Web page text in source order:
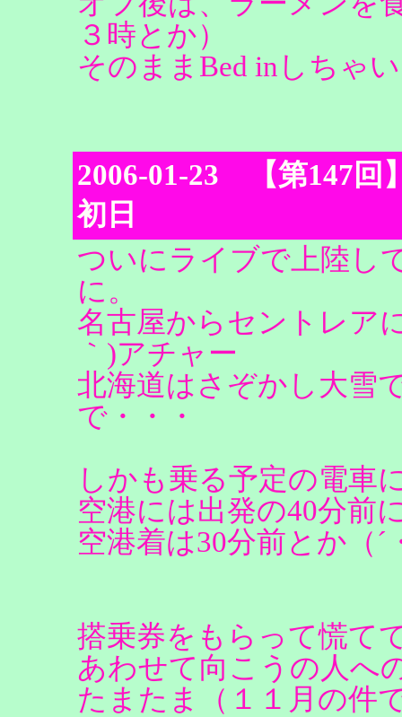
３時とか）
そのままBed inしちゃ
2006-01-23 【第147回
初日
ついにライブで上陸し
に。
名古屋からセントレア
｀)アチャー
北海道はさぞかし大雪
で・・・
しかも乗る予定の電車
空港には出発の40分前
空港着は30分前とか（
搭乗券をもらって慌て
あわせて向こうの人へ
たまたま（１１月の件